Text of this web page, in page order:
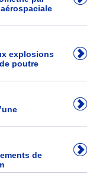
explosions
poutre
de